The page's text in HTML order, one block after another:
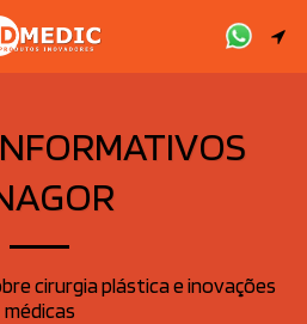
cirurgia plástica e inovações
médicas